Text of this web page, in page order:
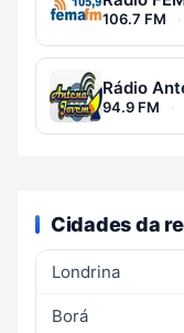
106.7 FM ·
Rádio
94.9 FM ·
Cidades da
Londrina
Borá